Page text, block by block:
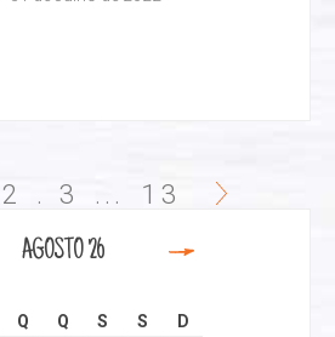
2 3 ... 13
AGOSTO '26
Q Q S S D